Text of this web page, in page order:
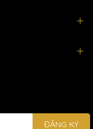
ĐĂNG KÝ